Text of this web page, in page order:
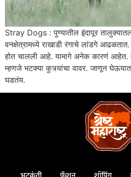
Stray Dogs : पुण्यातील इंदापूर
वनक्षेत्रामध्ये राखाडी रंगाचे लांडगे
होत चालली आहे. यामागे अनेक कारणं
म्हणजे भटक्या कुत्र्यांचा वावर. जाणून
घडतंय.